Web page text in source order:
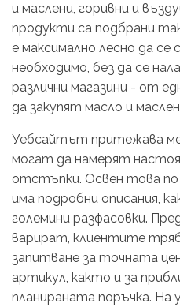
и маслени, горивни и
продукти са подбрани
е максимално лесно да се
необходимо, без да се
различни магазини - от
да закупят масло и
Уебсайтът притежава
могат да намерят
отстъпки. Освен това
има подробни описания,
големини разфасовки.
варират, клиентите
запитване за точната
артикул, както и за
планираната поръчка.